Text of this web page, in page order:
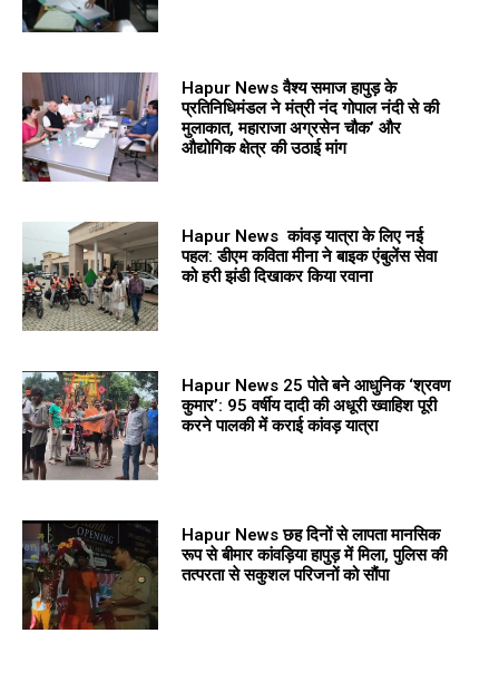
Hapur News वैश्य समाज हापुड़ के
प्रतिनिधिमंडल ने मंत्री नंद गोपाल नंदी से की
मुलाकात, महाराजा अग्रसेन चौक’ और
औद्योगिक क्षेत्र की उठाई मांग
Hapur News कांवड़ यात्रा के लिए नई
पहल: डीएम कविता मीना ने बाइक एंबुलेंस सेवा
को हरी झंडी दिखाकर किया रवाना
Hapur News 25 पोते बने आधुनिक ‘श्रवण
कुमार’: 95 वर्षीय दादी की अधूरी ख्वाहिश पूरी
करने पालकी में कराई कांवड़ यात्रा
Hapur News छह दिनों से लापता मानसिक
रूप से बीमार कांवड़िया हापुड़ में मिला, पुलिस की
तत्परता से सकुशल परिजनों को सौंपा